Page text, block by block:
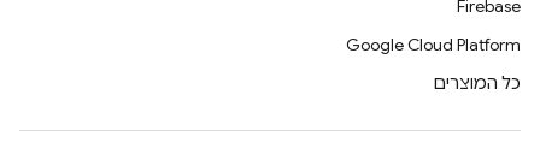
Firebase
Google Cloud Platform
כל המוצרים